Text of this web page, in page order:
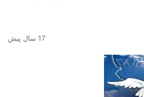
17 سال پیش